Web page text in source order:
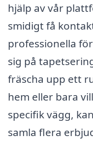
hjälp av vår
smidigt få
professionella
sig på
fräscha upp ett
hem eller bara
specifik vägg,
samla flera